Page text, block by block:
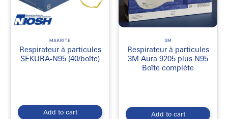
MAKRITE
Respirateur à particules
SEKURA-N95 (40/boîte)
Add to cart
3M
Respirateur à particules
3M Aura 9205 plus N95
Boîte complète
Add to cart